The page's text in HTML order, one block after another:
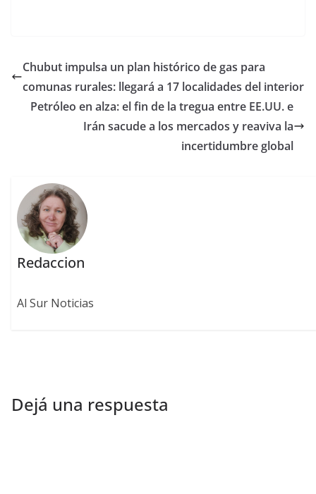
Chubut impulsa un plan histórico de gas para
comunas rurales: llegará a 17 localidades del interior
Petróleo en alza: el fin de la tregua entre EE.UU. e
Irán sacude a los mercados y reaviva la
incertidumbre global
Redaccion
Al Sur Noticias
Dejá una respuesta